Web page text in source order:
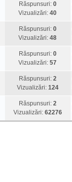
Răspunsuri: 0
Vizualizări:40
Răspunsuri: 0
Vizualizări:48
Răspunsuri: 0
Vizualizări:57
Răspunsuri: 2
Vizualizări: 124
Răspunsuri: 2
Vizualizări: 62276